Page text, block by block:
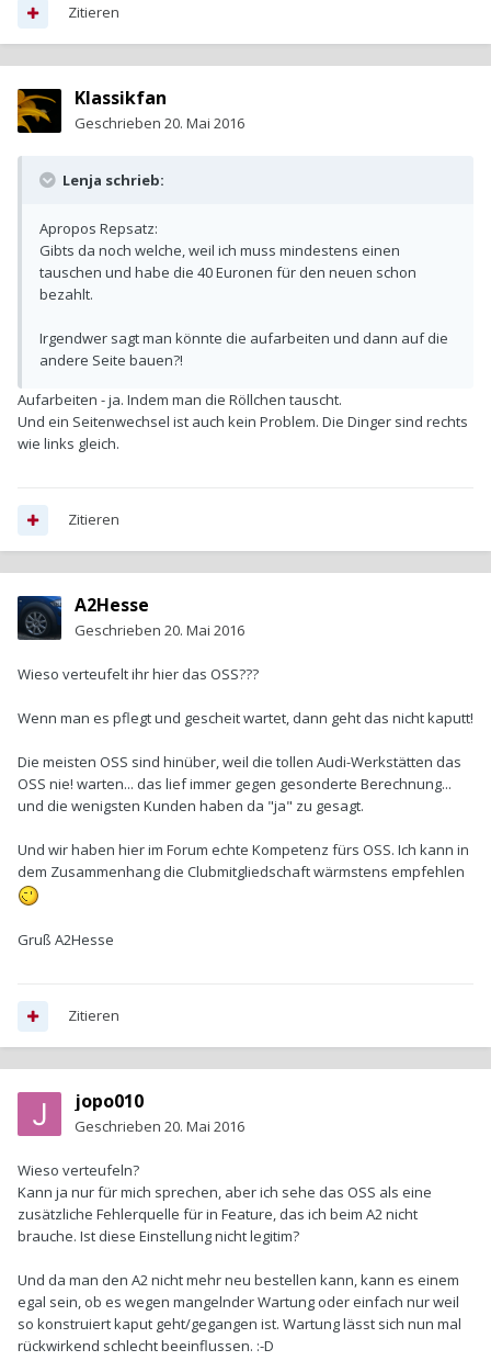
Zitieren
Klassikfan
Geschrieben 20. Mai 2016
Lenja schrieb:
Apropos Repsatz:
Gibts da noch welche, weil ich muss mindestens einen
tauschen und habe die 40 Euronen für den neuen schon
bezahlt.
Irgendwer sagt man könnte die aufarbeiten und dann auf die
andere Seite bauen?!
Aufarbeiten - ja. Indem man die Röllchen tauscht.
Und ein Seitenwechsel ist auch kein Problem. Die Dinger sind rechts
wie links gleich.
Zitieren
A2Hesse
Geschrieben 20. Mai 2016
Wieso verteufelt ihr hier das OSS???
Wenn man es pflegt und gescheit wartet, dann geht das nicht kaputt!
Die meisten OSS sind hinüber, weil die tollen Audi-Werkstätten das
OSS nie! warten... das lief immer gegen gesonderte Berechnung...
und die wenigsten Kunden haben da "ja" zu gesagt.
Und wir haben hier im Forum echte Kompetenz fürs OSS. Ich kann in
dem Zusammenhang die Clubmitgliedschaft wärmstens empfehlen
Gruß A2Hesse
Zitieren
jopo010
Geschrieben 20. Mai 2016
Wieso verteufeln?
Kann ja nur für mich sprechen, aber ich sehe das OSS als eine
zusätzliche Fehlerquelle für in Feature, das ich beim A2 nicht
brauche. Ist diese Einstellung nicht legitim?
Und da man den A2 nicht mehr neu bestellen kann, kann es einem
egal sein, ob es wegen mangelnder Wartung oder einfach nur weil
so konstruiert kaput geht/gegangen ist. Wartung lässt sich nun mal
rückwirkend schlecht beeinflussen. :-D